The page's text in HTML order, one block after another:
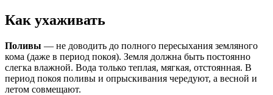
Как ухаживать
Поливы — не доводить до полного пересыхания земляного
кома (даже в период покоя). Земля должна быть постоянно
слегка влажной. Вода только теплая, мягкая, отстоянная. В
период покоя поливы и опрыскивания чередуют, а весной и
летом совмещают.